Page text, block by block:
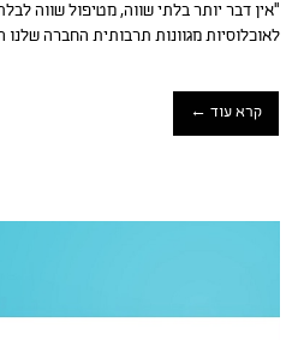
"אין דבר יותר בלתי שווה, מטיפול שווה
לאוכלוסיות מגוונות תרבותית החברה
קרא עוד ←